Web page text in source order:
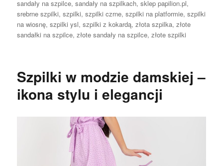
sandały na szpilce,sandały na szpilkach,sklep papilion.pl,
srebrne szpilki,szpilki,szpilki czrne,szpilki na platformie,szpilki
na wiosnę,szpilki ysl,szpilki z kokardą,złota szpilka,złote
sandałki na szpilce,złote sandały na szpilce,złote szpilki
Szpilki w modzie damskiej –
ikona stylu i elegancji